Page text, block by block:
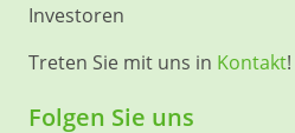
Investoren
Treten Sie mit uns in Kontakt!
Folgen Sie uns